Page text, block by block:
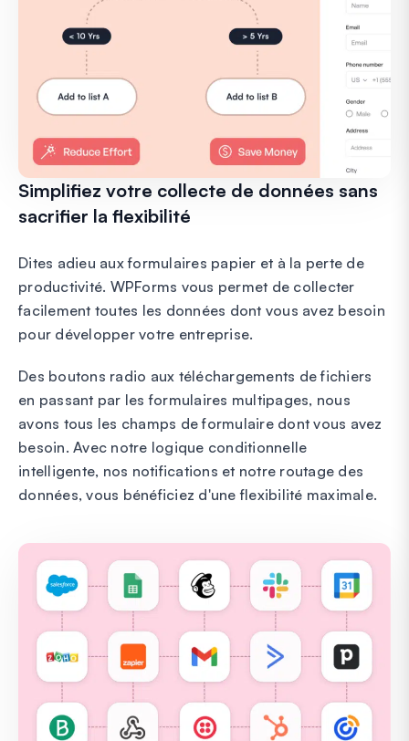
Simplifiez votre collecte de données sans
sacrifier la flexibilité
Dites adieu aux formulaires papier et à la perte de
productivité. WPForms vous permet de collecter
facilement toutes les données dont vous avez besoin
pour développer votre entreprise.
Des boutons radio aux téléchargements de fichiers
en passant par les formulaires multipages, nous
avons tous les champs de formulaire dont vous avez
besoin. Avec notre logique conditionnelle
intelligente, nos notifications et notre routage des
données, vous bénéficiez d'une flexibilité maximale.